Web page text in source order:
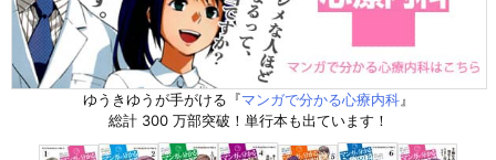
ゆうきゆうが手がける『マンガで分かる心療内科』
総計 300 万部突破！単行本も出ています！